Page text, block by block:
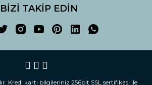
BİZİ TAKİP EDİN
Kredi kartı bilgileriniz 256bit SSL sertifikası ile